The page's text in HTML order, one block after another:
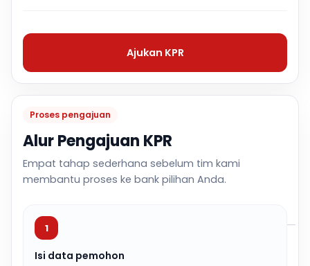
Proses pengajuan
Alur Pengajuan KPR
Empat tahap sederhana sebelum tim kami
membantu proses ke bank pilihan Anda.
1
Isi data pemohon
Ajukan KPR